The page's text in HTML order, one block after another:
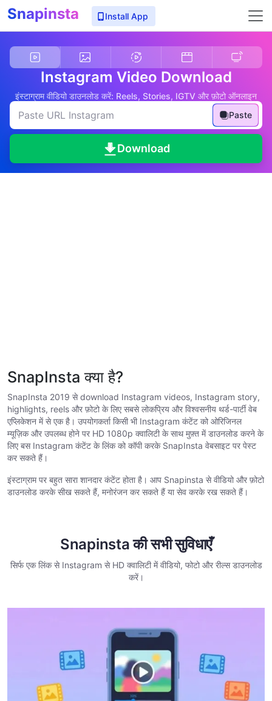
Snapinsta Install App
Instagram Video Download
इंस्टाग्राम वीडियो डाउनलोड करें: Reels, Stories, IGTV और फ़ोटो ऑनलाइन
Paste
Download
SnapInsta क्या है?
SnapInsta 2019 से download Instagram videos, Instagram story,
highlights, reels और फ़ोटो के लिए सबसे लोकप्रिय और विश्वसनीय थर्ड-पार्टी वेब
एप्लिकेशन में से एक है। उपयोगकर्ता किसी भी Instagram कंटेंट को ओरिजिनल
म्यूज़िक और उपलब्ध होने पर HD 1080p क्वालिटी के साथ मुफ़्त में डाउनलोड करने के
लिए बस Instagram कंटेंट के लिंक को कॉपी करके SnapInsta वेबसाइट पर पेस्ट
कर सकते हैं।
इंस्टाग्राम पर बहुत सारा शानदार कंटेंट होता है। आप Snapinsta से वीडियो और फ़ोटो
डाउनलोड करके सीख सकते हैं, मनोरंजन कर सकते हैं या सेव करके रख सकते हैं।
Snapinsta की सभी सुविधाएँ
सिर्फ एक लिंक से Instagram से HD क्वालिटी में वीडियो, फोटो और रील्स डाउनलोड
करें।